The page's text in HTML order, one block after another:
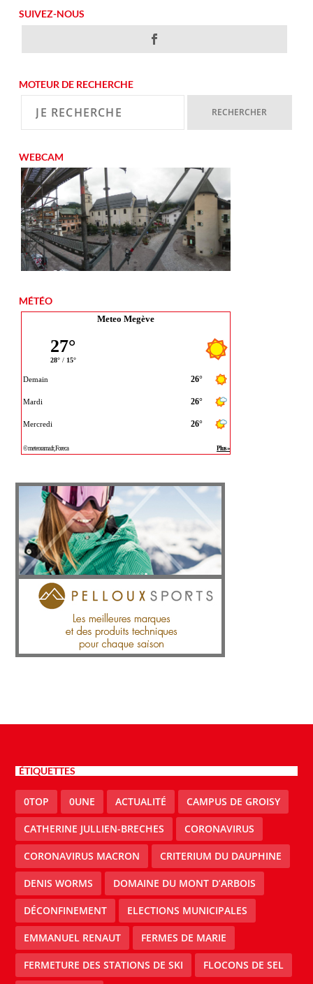
SUIVEZ-NOUS
MOTEUR DE RECHERCHE
WEBCAM
MÉTÉO
Meteo Megève
ÉTIQUETTES
0TOP 0UNE ACTUALITÉ CAMPUS DE GROISY
CATHERINE JULLIEN-BRECHES CORONAVIRUS
CORONAVIRUS MACRON CRITERIUM DU DAUPHINE
DENIS WORMS DOMAINE DU MONT D’ARBOIS
DÉCONFINEMENT ELECTIONS MUNICIPALES
EMMANUEL RENAUT FERMES DE MARIE
FERMETURE DES STATIONS DE SKI FLOCONS DE SEL